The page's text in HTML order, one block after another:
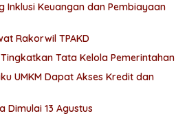
Inklusi Keuangan dan Pembiayaan
Rakorwil TPAKD
Tata Kelola Pemerintahan
UMKM Dapat Akses Kredit dan
13 Agustus